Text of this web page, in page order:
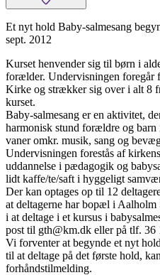
Et nyt hold Baby-salmesang
sept. 2012
Kurset henvender sig til børn i
forælder. Undervisningen foregår
Kirke og strækker sig over i alt 8
kurset.
Baby-salmesang er en aktivitet,
harmonisk stund forældre og
vaner omkr. musik, sang og
Undervisningen forestås af
uddannelse i pædagogik og
lidt kaffe/te/saft i hyggeligt
Der kan optages op til 12
at deltagerne har bopæl i
i at deltage i et kursus i
post til gth@km.dk eller på tlf. 36
Vi forventer at begynde et nyt
til at deltage på det første hold,
forhåndstilmelding.